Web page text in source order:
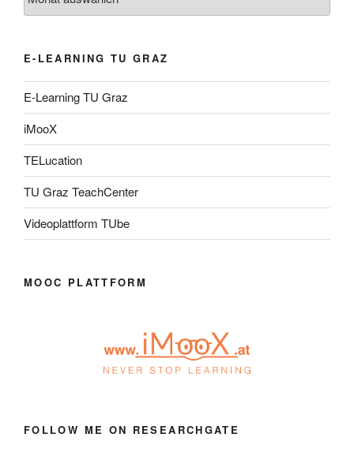
E-LEARNING TU GRAZ
E-Learning TU Graz
iMooX
TELucation
TU Graz TeachCenter
Videoplattform TUbe
MOOC PLATTFORM
FOLLOW ME ON RESEARCHGATE